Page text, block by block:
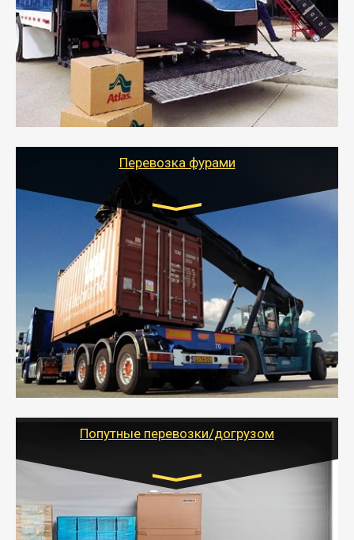
- Служебный или военный переезд может быть на
отдельном авто или догрузом (по меньшей
стоимости).
- Тайгер Логистик подберет автотранспорт, быстро и
качественно организует переезд к новому месту
службы или работы с гарантией сохранности груза и
оформлением документов, подтверждающих
Перевозка фурами
Транспорт:
Еврофура Тент от 5 до 10 тонн
грузоподъемность
от 10 000 руб. Возможен догруз
- Доставка фурой до 20 т возможна для больших
объемов грузов, упакованных в коробки, мешки,
паллеты и россыпью в самые отдаленные места
России с гарантией полной сохранности.
- Тайгер Логистик предоставляет услуги по
грузоперевозкам для физических и юридических лиц
Попутные перевозки/догрузом
Транспорт:
Газель (1,5 и 3 тонны), Бычок, Еврофура от 5 до
10 тонн